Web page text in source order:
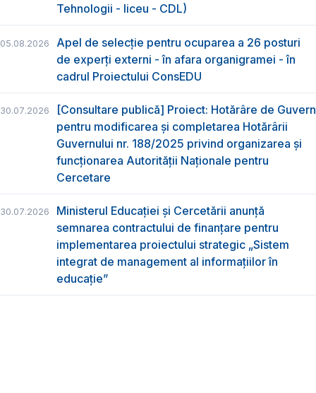
Tehnologii - liceu - CDL)
05.08.2026
Apel de selecție pentru ocuparea a 26 posturi
de experți externi - în afara organigramei - în
cadrul Proiectului ConsEDU
30.07.2026
[Consultare publică] Proiect: Hotărâre de Guvern
pentru modificarea și completarea Hotărârii
Guvernului nr. 188/2025 privind organizarea şi
funcţionarea Autorităţii Naţionale pentru
Cercetare
30.07.2026
Ministerul Educației și Cercetării anunță
semnarea contractului de finanțare pentru
implementarea proiectului strategic „Sistem
integrat de management al informațiilor în
educație”